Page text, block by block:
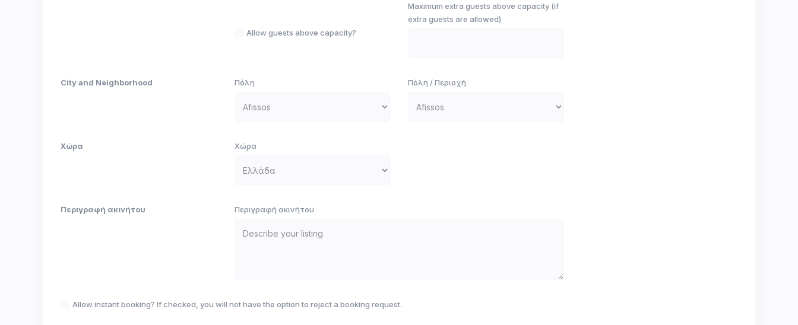
Allow guests above capacity?
Maximum extra guests above capacity (if
extra guests are allowed)
City and Neighborhood Πόλη Πόλη / Περιοχή
Χώρα Χώρα
Περιγραφή ακινήτου Περιγραφή ακινήτου
Allow instant booking? If checked, you will not have the option to reject a booking request.